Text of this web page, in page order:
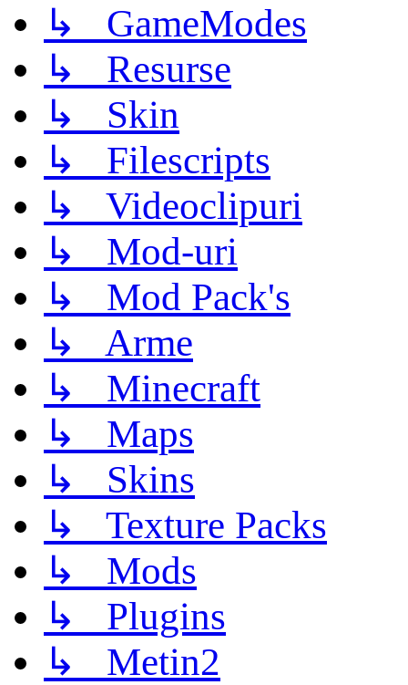
↳ GameModes
↳ Resurse
↳ Skin
↳ Filescripts
↳ Videoclipuri
↳ Mod-uri
↳ Mod Pack's
↳ Arme
↳ Minecraft
↳ Maps
↳ Skins
↳ Texture Packs
↳ Mods
↳ Plugins
↳ Metin2